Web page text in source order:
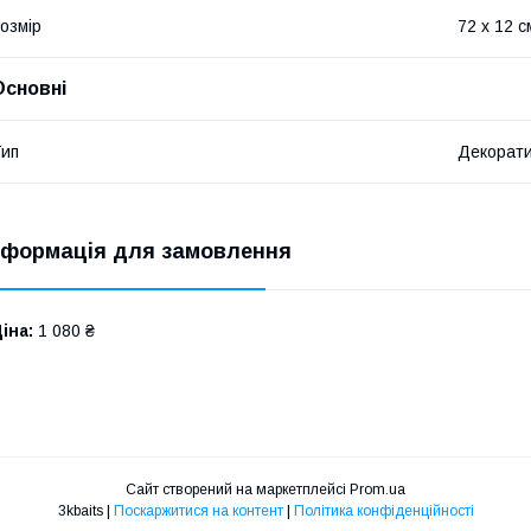
72 х 12
для замовлення
1 080 ₴
Сайт створений на маркетплейсі Prom.ua
Поскаржитися на контент Політика конфіденційності